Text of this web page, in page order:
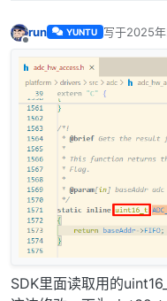
run YUNTU 写于2025
最后由 run
SDK里面读取用的